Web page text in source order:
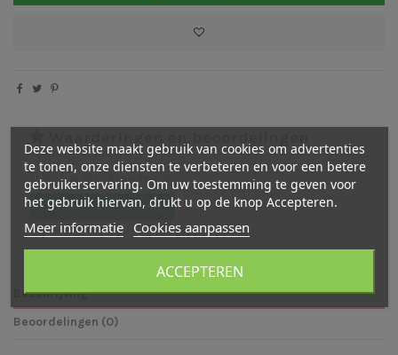
Er zijn nog geen beoordelingen
Schrijf een beoordeling
Beschrijving
Beoordelingen (0)
Deze website maakt gebruik van cookies om advertenties
te tonen, onze diensten te verbeteren en voor een betere
gebruikerservaring. Om uw toestemming te geven voor
het gebruik hiervan, drukt u op de knop Accepteren.
Meer informatie Cookies aanpassen
ACCEPTEREN